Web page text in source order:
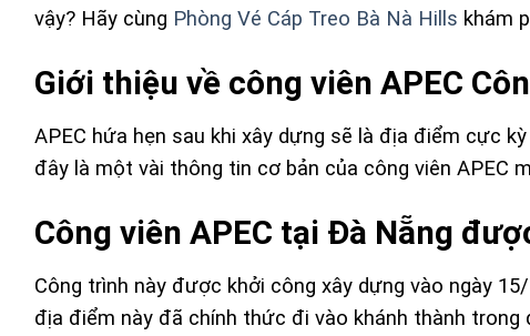
vậy? Hãy cùng Phòng Vé Cáp Treo Bà Nà Hills khám
Giới thiệu về công viên APEC
APEC hứa hẹn sau khi xây dựng sẽ là địa điểm cực
đây là một vài thông tin cơ bản của công viên APEC
Công viên APEC tại Đà Nẵng
Công trình này được khởi công xây dựng vào ngày
địa điểm này đã chính thức đi vào khánh thành